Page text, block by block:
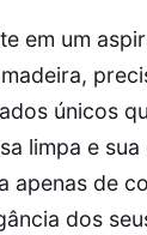
em um
únicos
limpa e
apenas de
dos